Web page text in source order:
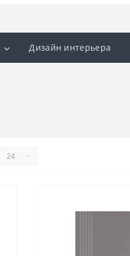
Дизайн интерьера